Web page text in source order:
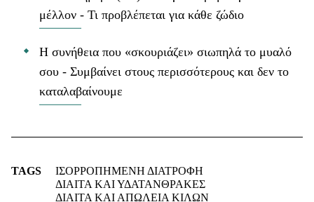
μέλλον - Τι προβλέπεται για κάθε ζώδιο
Η συνήθεια που «σκουριάζει» σιωπηλά το μυαλό
σου - Συμβαίνει στους περισσότερους και δεν το
καταλαβαίνουμε
TAGS
ΙΣΟΡΡΟΠΗΜΕΝΗ ΔΙΑΤΡΟΦΗ
ΔΙΑΙΤΑ ΚΑΙ ΥΔΑΤΑΝΘΡΑΚΕΣ
ΔΙΑΙΤΑ ΚΑΙ ΑΠΩΛΕΙΑ ΚΙΛΩΝ